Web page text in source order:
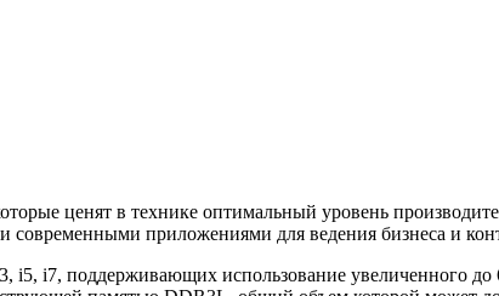
ценят в технике оптимальный уровень
приложениями для ведения бизнеса и
i5, i7, поддерживающих использование увеличенного